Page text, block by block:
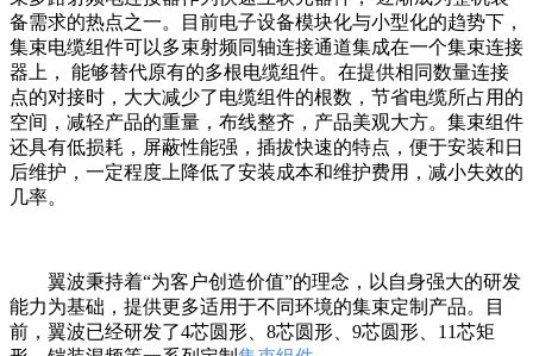
备需求的热点之一。目前电子设备模块化与小型化的趋势下，
集束电缆组件可以多束射频同轴连接通道集成在一个集束连接
器上， 能够替代原有的多根电缆组件。在提供相同数量连接
点的对接时，大大减少了电缆组件的根数，节省电缆所占用的
空间，减轻产品的重量，布线整齐，产品美观大方。集束组件
还具有低损耗，屏蔽性能强，插拔快速的特点，便于安装和日
后维护，一定程度上降低了安装成本和维护费用，减小失效的
几率。
翼波秉持着“为客户创造价值”的理念，以自身强大的研发
能力为基础，提供更多适用于不同环境的集束定制产品。目
前，翼波已经研发了4芯圆形、8芯圆形、9芯圆形、11芯矩